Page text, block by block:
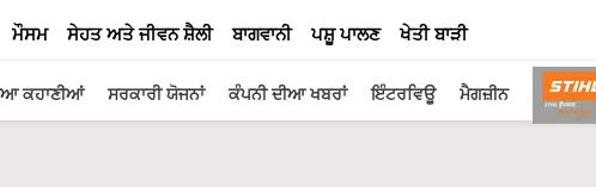
ਮੌਸਮ ਸੇਹਤ ਅਤੇ ਜੀਵਨ ਸ਼ੈਲੀ ਬਾਗਵਾਨੀ ਪਸ਼ੂ ਪਾਲਣ ਖੇਤੀ ਬਾੜੀ
ਕਹਾਣੀਆਂ ਸਰਕਾਰੀ ਯੋਜਨਾਂ ਕੰਪਨੀ ਦੀਆ ਖਬਰਾਂ ਇੰਟਰਵਿਊ ਮੈਗਜ਼ੀਨ